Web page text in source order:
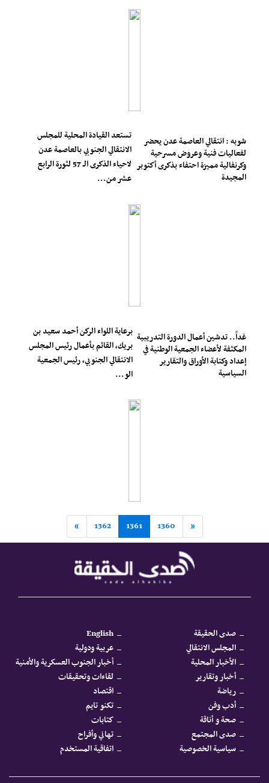
شوبه : انتقالي العاصمة عدن يحضر
لفعاليات فنية وعروض مسرحية
وكرنفالية مميزة احتفاء بذكرى أكتوبر
المجيدة
تستعد القيادة المحلية للمجلس
الانتقالي الجنوبي بالعاصمة عدن
لاحياء الذكرى الـ 57 لثورة الرابع
عشر من...
غداً.. تدشين أعمال الدورة التدريبية
المكثفة لأعضاء الجمعية الوطنية في
إعداد وكتابة الأوراق والتقارير
السياسية
برعاية اللواء الركن أحمد سعيد بن
بريك، القائم بأعمال رئيس المجلس
الانتقالي الجنوبي، رئيس الجمعية
الو...
«
1360
1361
1362
»
صدى الحقيقة
English
المجلس الانتقالي
عربية ودولية
الأخبار المحلية
أخبار الجنوب العسكرية والأمنية
أخبار وتقارير
لقاءات وتحقيقات
رياضة
اقتصاد
أدب وفن
تكنو تايم
صحة و أناقة
كتابات
صدى المجتمع
تهاني وأفراح
سياسية الخصوصية
اتفاقية المستخدم